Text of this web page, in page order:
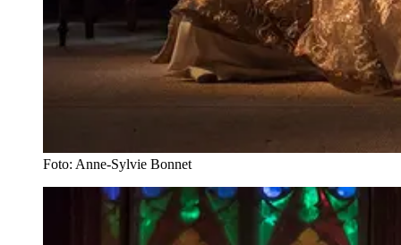
Foto: Anne-Sylvie Bonnet